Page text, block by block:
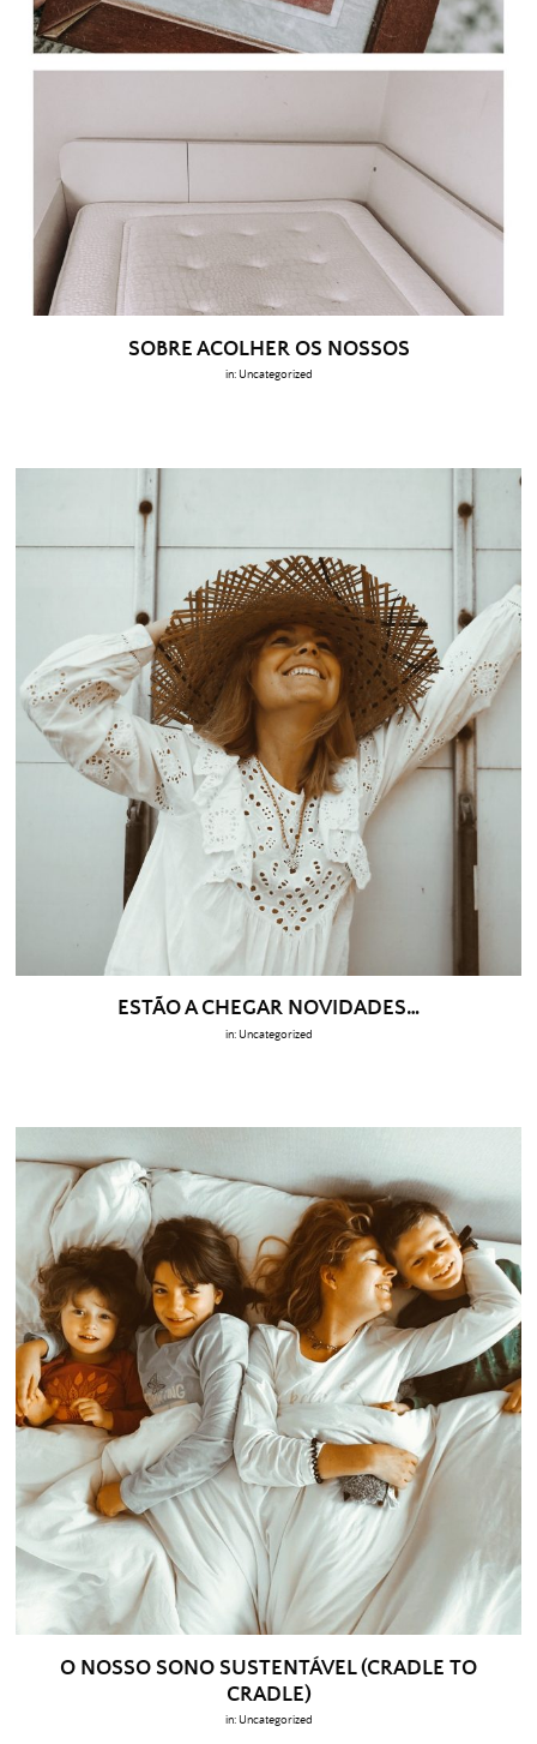
SOBRE ACOLHER OS NOSSOS
in: Uncategorized
ESTÃO A CHEGAR NOVIDADES…
in: Uncategorized
O NOSSO SONO SUSTENTÁVEL (CRADLE TO
CRADLE)
in: Uncategorized